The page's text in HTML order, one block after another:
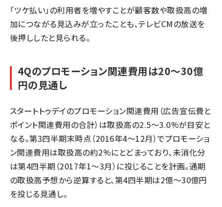
「ツケ払い」の利用者を増やすことが顧客数や取扱高の増
加につながる見込みが立ったことも、テレビCMの放送を
後押ししたと見られる。
4Qのプロモーション関連費用は20～30億
円の見通し
スタートトゥデイのプロモーション関連費用（広告宣伝費と
ポイント関連費用の合計）は取扱高の2.5～3.0%が目安と
なる。第3四半期末時点（2016年4〜12月）でプロモーショ
ン関連費用は取扱高の約2%にとどまっており、未消化分
は第4四半期（2017年1～3月）に投じることを計画。通期
の取扱高予想から逆算すると、第4四半期は2億〜30億円
を投じる見通し。